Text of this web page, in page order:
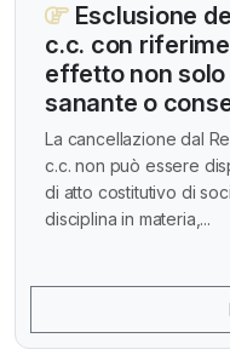
Esclusione
c.c. con
effetto non
sanante o
La cancellazione dal
c.c. non può essere
di atto costitutivo di
disciplina in materia,...